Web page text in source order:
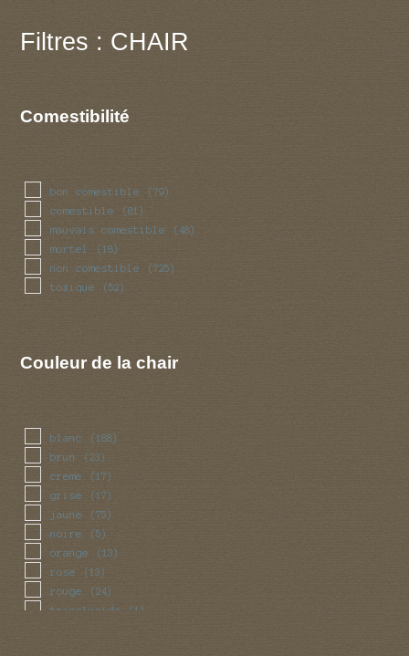
Filtres : CHAIR
Comestibilité
bon comestible (79)
comestible (81)
mauvais comestible (48)
mortel (18)
non comestible (725)
toxique (52)
Couleur de la chair
blanc (188)
brun (23)
creme (17)
grise (17)
jaune (75)
noire (5)
orange (13)
rose (13)
rouge (24)
translucide (1)